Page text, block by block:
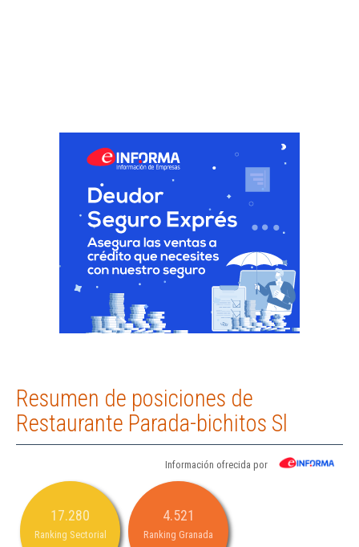
Resumen de posiciones de
Restaurante Parada-bichitos Sl
Información ofrecida por
17.280
Ranking Sectorial
4.521
Ranking Granada